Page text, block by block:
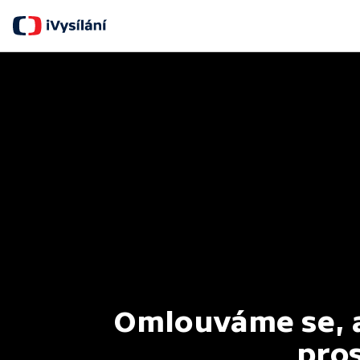
Omlouváme se,